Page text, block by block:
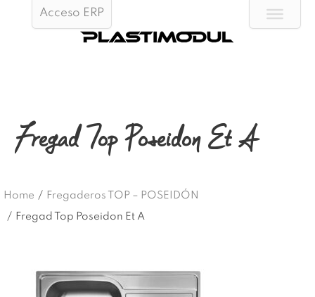
Acceso ERP
Fregad Top Poseidon Et A
Home / Fregaderos TOP – POSEIDÓN
/ Fregad Top Poseidon Et A